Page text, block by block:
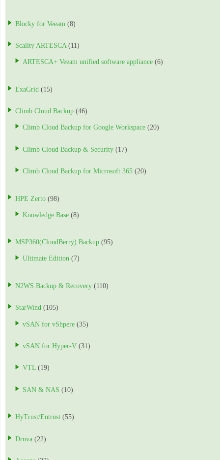
Blocky for Veeam (8)
Scality ARTESCA (11)
ARTESCA+ Veeam unified software appliance (6)
ExaGrid (15)
Climb Cloud Backup (46)
Climb Cloud Backup for Google Workspace (20)
Climb Cloud Backup & Security (17)
Climb Cloud Backup for Microsoft 365 (20)
HPE Zerto (98)
Knowledge Base (8)
MSP360(CloudBerry) Backup (95)
Ultimate Edition (7)
N2WS Backup & Recovery (110)
StarWind (105)
vSAN for vShpere (35)
vSAN for Hyper-V (31)
VTL (19)
SAN & NAS (10)
HyTrust/Entrust (55)
Druva (22)